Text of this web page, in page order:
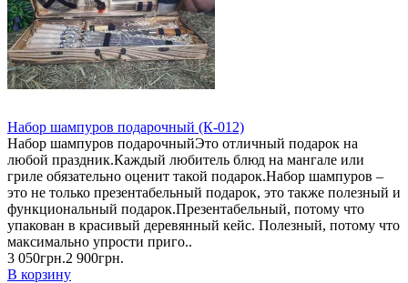
Набор шампуров подарочный (К-012)
Набор шампуров подарочныйЭто отличный подарок на
любой праздник.Каждый любитель блюд на мангале или
гриле обязательно оценит такой подарок.Набор шампуров –
это не только презентабельный подарок, это также полезный и
функциональный подарок.Презентабельный, потому что
упакован в красивый деревянный кейс. Полезный, потому что
максимально упрости приго..
3 050грн.2 900грн.
В корзину